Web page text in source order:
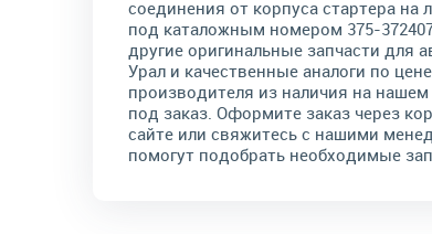
соединения от корпуса стартера на
под каталожным номером 375-
другие оригинальные запчасти для
Урал и качественные аналоги по цене
производителя из наличия на нашем
под заказ. Оформите заказ через
сайте или свяжитесь с нашими
помогут подобрать необходимые